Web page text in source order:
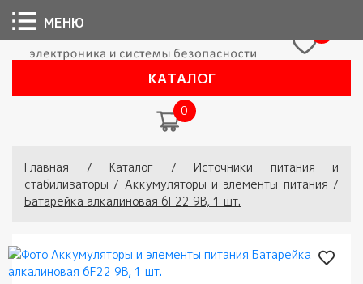
КАТАЛОГ
0
Вы здесь
Главная / Каталог /
Источники питания и
стабилизаторы / Аккумуляторы и элементы питания /
Батарейка алкалиновая 6F22 9В, 1 шт.
МЕНЮ